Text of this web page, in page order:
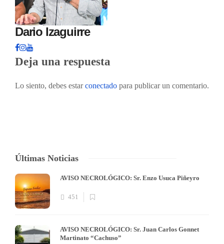
Dario Izaguirre
Deja una respuesta
Lo siento, debes estarconectado para publicar un comentario.
Últimas Noticias
AVISO NECROLÓGICO: Sr. Enzo Usuca Piñeyro
451
AVISO NECROLÓGICO: Sr. Juan Carlos Gonnet
Martinato “Cachuso”